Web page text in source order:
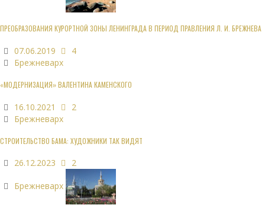
ПРЕОБРАЗОВАНИЯ КУРОРТНОЙ ЗОНЫ ЛЕНИНГРАДА В ПЕРИОД ПРАВЛЕНИЯ Л. И. БРЕЖНЕВА
07.06.2019
4
Брежневарх
«МОДЕРНИЗАЦИЯ» ВАЛЕНТИНА КАМЕНСКОГО
16.10.2021
2
Брежневарх
СТРОИТЕЛЬСТВО БАМА: ХУДОЖНИКИ ТАК ВИДЯТ
26.12.2023 2
Брежневарх